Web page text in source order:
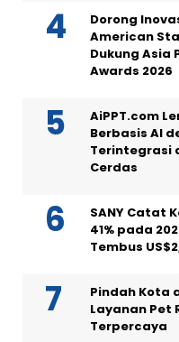
Dorong
American
Dukung Asia
Awards 2026
AiPPT.com
Berbasis AI
Terintegrasi
Cerdas
SANY Catat
41% pada
Tembus
Pindah Kota
Layanan Pet
Terpercaya